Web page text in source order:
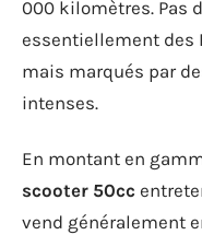
000 kilomètres. Pas
essentiellement des
mais marqués par
intenses.
En montant en
scooter 50cc
vend généralement